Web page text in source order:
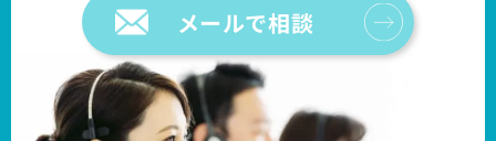
メールで相談